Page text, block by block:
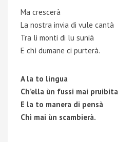
Ma crescerà
La nostra invia di vule cantà
Tra li monti di lu sunià
E chì dumane ci purterà.
A la to lingua
Ch’ella ùn fussi mai pruibita
E la to manera di pensà
Chì mai ùn scambierà.